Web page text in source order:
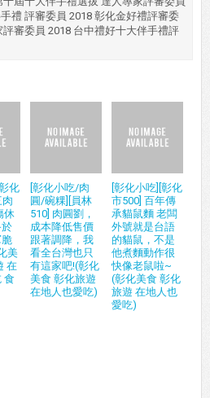
禮 評審委員 2018 彰化金好禮評審委
審委員 2018 台中禮好十大伴手禮評
化
肉
休
美
在
食
[彰化小吃/肉
圓/碗粿][員林
510] 肉圓劉，
成本降低售價
跟著調降，我
看全台灣也只
有這家吧!(彰化
美食 彰化旅遊
在地人也愛吃)
[彰化小吃][彰化
市500] 百年傳
承貓鼠麵 老闆
外號就是台語
的貓鼠，不是
他煮麵動作很
快像老鼠啦~
(彰化美食 彰化
旅遊 在地人也
愛吃)